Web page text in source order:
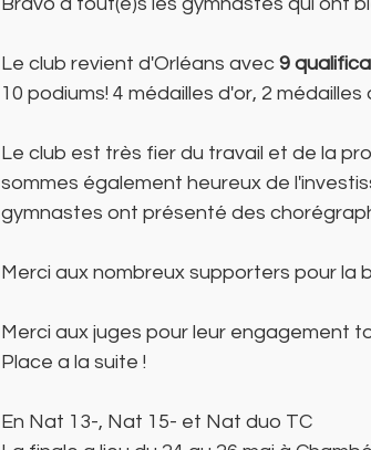
Le club revient d'Orléans avec 9
10 podiums! 4 médailles d'or, 2
Le club est très fier du travail et de la
sommes également heureux de
gymnastes ont présenté des
Merci aux nombreux supporters pour la
Merci aux juges pour leur engagement
Place a la suite !
En Nat 13-, Nat 15- et Nat duo TC